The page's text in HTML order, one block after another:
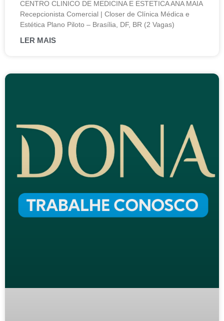
CENTRO CLINICO DE MEDICINA E ESTETICA ANA MAIA
Recepcionista Comercial | Closer de Clínica Médica e
Estética Plano Piloto – Brasília, DF, BR (2 Vagas)
LER MAIS